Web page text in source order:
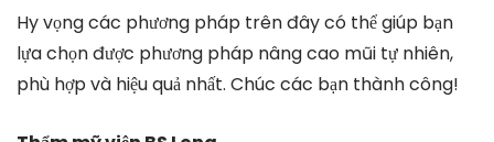
Hy vọng các phương pháp trên đây có thể giúp bạn
lựa chọn được phương pháp nâng cao mũi tự nhiên,
phù hợp và hiệu quả nhất. Chúc các bạn thành công!